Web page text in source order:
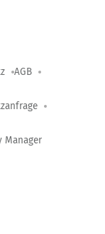
AGB
Manager